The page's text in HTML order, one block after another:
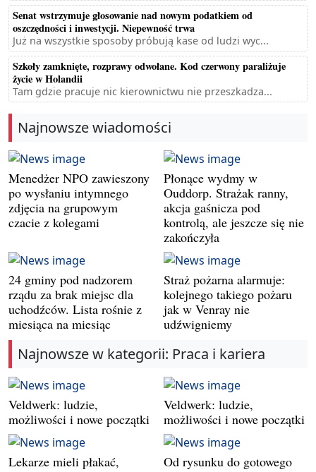
Senat wstrzymuje głosowanie nad nowym podatkiem od
oszczędności i inwestycji. Niepewność trwa
Już na wszystkie sposoby próbują kase od ludzi wyc...
Szkoły zamknięte, rozprawy odwołane. Kod czerwony paraliżuje
życie w Holandii
Tam gdzie pracuje nic kierownictwu nie przeszkadza...
Najnowsze wiadomości
Menedżer NPO zawieszony
po wysłaniu intymnego
zdjęcia na grupowym
czacie z kolegami
Płonące wydmy w
Ouddorp. Strażak ranny,
akcja gaśnicza pod
kontrolą, ale jeszcze się nie
zakończyła
24 gminy pod nadzorem
rządu za brak miejsc dla
uchodźców. Lista rośnie z
miesiąca na miesiąc
Straż pożarna alarmuje:
kolejnego takiego pożaru
jak w Venray nie
udźwigniemy
Najnowsze w kategorii: Praca i kariera
Veldwerk: ludzie,
możliwości i nowe początki
Veldwerk: ludzie,
możliwości i nowe początki
Lekarze mieli płakać,
Od rysunku do gotowego